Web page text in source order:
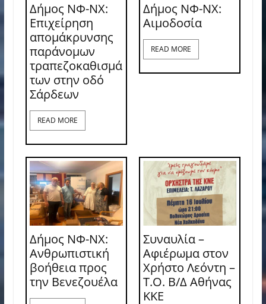
Δήμος ΝΦ-ΝΧ:
Επιχείρηση
απομάκρυνσης
παράνομων
τραπεζοκαθισμά
των στην οδό
Σάρδεων
READ MORE
Δήμος ΝΦ-ΝΧ:
Aιμοδοσία
READ MORE
Δήμος ΝΦ-ΝΧ:
Ανθρωπιστική
βοήθεια προς
την Βενεζουέλα
Συναυλία –
Αφιέρωμα στον
Χρήστο Λεόντη –
Τ.Ο. Β/Δ Αθήνας
ΚΚΕ